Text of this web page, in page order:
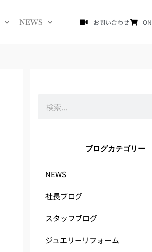
NEWS お問い合わせ
ブログカテゴリー
NEWS
社長ブログ
スタッフブログ
ジュエリーリフォーム